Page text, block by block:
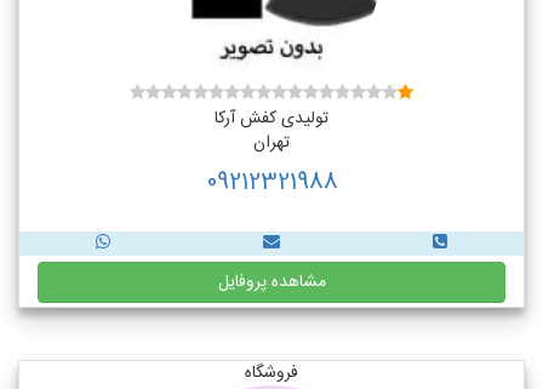
تولیدی کفش آرکا
تهران
09212321988
مشاهده پروفایل
فروشگاه